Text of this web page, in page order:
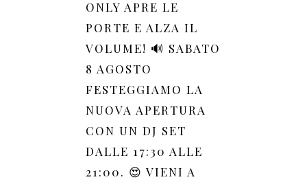
ONLY APRE LE
PORTE E ALZA IL
VOLUME! 🔊 SABATO
8 AGOSTO
FESTEGGIAMO LA
NUOVA APERTURA
CON UN DJ SET
DALLE 17:30 ALLE
21:00. 😍 VIENI A